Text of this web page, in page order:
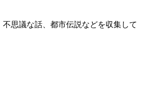
思議な話、都市伝説などを収集して